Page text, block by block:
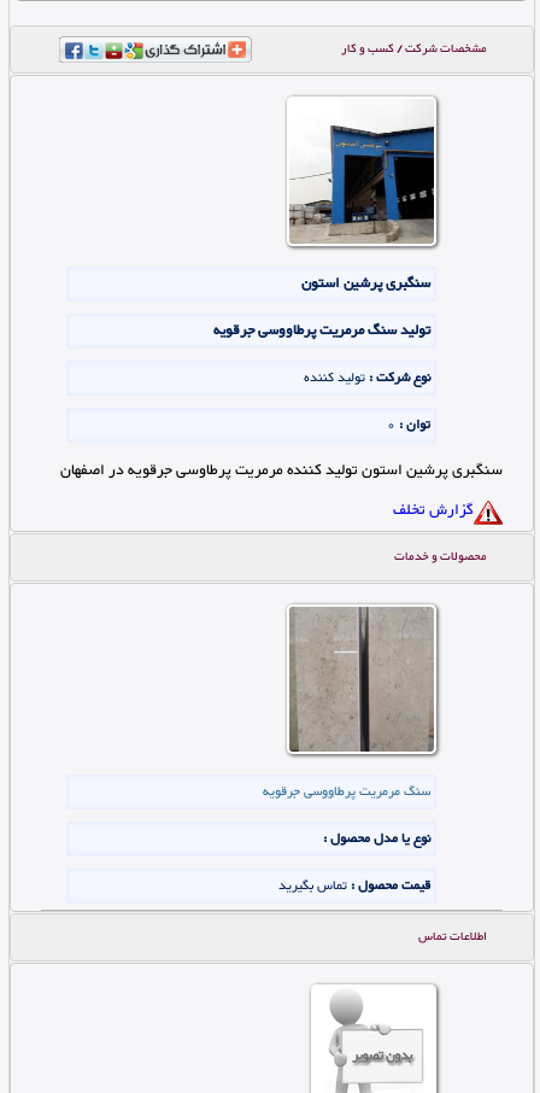
مشخصات شرکت / کسب و کار
سنگبری پرشین استون
تولید سنگ مرمریت پرطاووسی جرقویه
نوع شرکت :تولید کننده
توان : 0
سنگبری پرشین استون تولید کننده مرمریت پرطاوسی جرقویه در اصفهان
گزارش تخلف
محصولات و خدمات
سنگ مرمریت پرطاووسی جرقویه
نوع یا مدل محصول :
قیمت محصول :تماس بگیرید
اطلاعات تماس